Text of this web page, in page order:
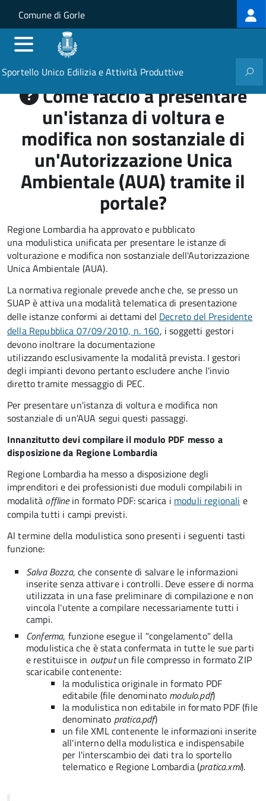
Salta al contenuto principale
Skip to site navigation
Comune di Gorle
Sportello Unico Edilizia e Attività Produttive
Come faccio a presentare
un'istanza di voltura e
modifica non sostanziale di
un'Autorizzazione Unica
Ambientale (AUA) tramite il
portale?
Regione Lombardia ha approvato e pubblicato
una modulistica unificata per presentare le istanze di
volturazione e modifica non sostanziale dell'Autorizzazione
Unica Ambientale (AUA).
La normativa regionale prevede anche che, se presso un
SUAP è attiva una modalità telematica di presentazione
delle istanze conformi ai dettami del Decreto del Presidente
della Repubblica 07/09/2010, n. 160, i soggetti gestori
devono inoltrare la documentazione
utilizzando esclusivamente la modalità prevista. I gestori
degli impianti devono pertanto escludere anche l'invio
diretto tramite messaggio di PEC.
Per presentare un'istanza di voltura e modifica non
sostanziale di un'AUA segui questi passaggi.
Innanzitutto devi compilare il modulo PDF messo a
disposizione da Regione Lombardia
Regione Lombardia ha messo a disposizione degli
imprenditori e dei professionisti due moduli compilabili in
modalità offlinein formato PDF: scarica i moduli regionali e
compila tutti i campi previsti.
Al termine della modulistica sono presenti i seguenti tasti
funzione:
Salva Bozza, che consente di salvare le informazioni
inserite senza attivare i controlli. Deve essere di norma
utilizzata in una fase preliminare di compilazione e non
vincola l'utente a compilare necessariamente tutti i
campi.
Conferma, funzione esegue il "congelamento" della
modulistica che è stata confermata in tutte le sue parti
e restituisce in outputun file compresso in formato ZIP
scaricabile contenente:
la modulistica originale in formato PDF
editabile (file denominato modulo.pdf)
la modulistica non editabile in formato PDF (file
denominato pratica.pdf)
un file XML contenente le informazioni inserite
all'interno della modulistica e indispensabile
per l'interscambio dei dati tra lo sportello
telematico e Regione Lombardia (pratica.xml).